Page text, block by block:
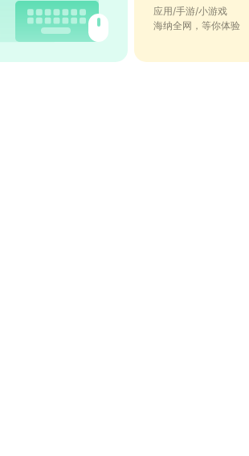
应用/手游/小游戏
海纳全网，等你体验